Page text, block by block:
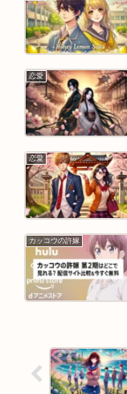
恋愛
恋愛
カッコウの許嫁